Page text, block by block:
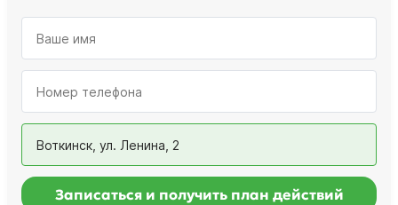
Воткинск, ул. Ленина, 2
Записаться и получить план действий